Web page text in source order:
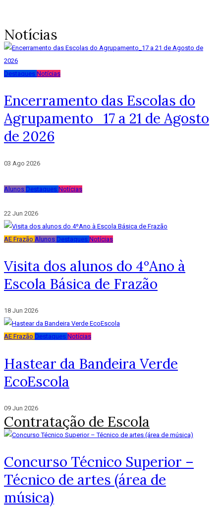
Notícias
Destaques Notícias
Encerramento das Escolas do
Agrupamento_17 a 21 de Agosto
de 2026
03 Ago 2026
Alunos Destaques Notícias
22 Jun 2026
AE Frazão Alunos Destaques Notícias
Visita dos alunos do 4ºAno à
Escola Básica de Frazão
18 Jun 2026
AE Frazão Destaques Notícias
Hastear da Bandeira Verde
EcoEscola
09 Jun 2026
Contratação de Escola
Concurso Técnico Superior –
Técnico de artes (área de
música)